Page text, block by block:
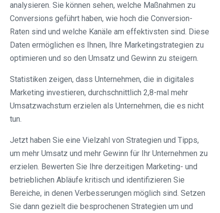
analysieren. Sie können sehen, welche Maßnahmen zu
Conversions geführt haben, wie hoch die Conversion-
Raten sind und welche Kanäle am effektivsten sind. Diese
Daten ermöglichen es Ihnen, Ihre Marketingstrategien zu
optimieren und so den Umsatz und Gewinn zu steigern.
Statistiken zeigen, dass Unternehmen, die in digitales
Marketing investieren, durchschnittlich 2,8-mal mehr
Umsatzwachstum erzielen als Unternehmen, die es nicht
tun.
Jetzt haben Sie eine Vielzahl von Strategien und Tipps,
um mehr Umsatz und mehr Gewinn für Ihr Unternehmen zu
erzielen. Bewerten Sie Ihre derzeitigen Marketing- und
betrieblichen Abläufe kritisch und identifizieren Sie
Bereiche, in denen Verbesserungen möglich sind. Setzen
Sie dann gezielt die besprochenen Strategien um und